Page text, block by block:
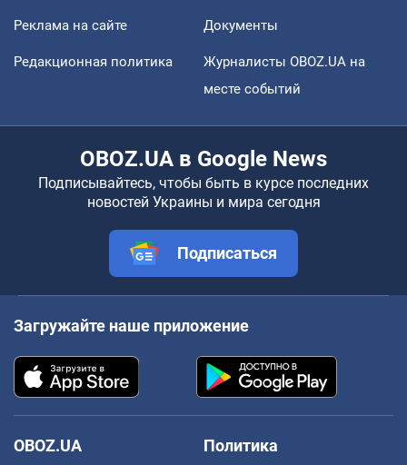
Реклама на сайте Документы
Редакционная политика
Журналисты OBOZ.UA на
месте событий
OBOZ.UA в Google News
Подписывайтесь, чтобы быть в курсе последних
новостей Украины и мира сегодня
Подписаться
Загружайте наше приложение
OBOZ.UA Политика